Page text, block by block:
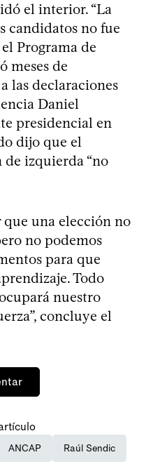
el interior. “La
candidatos no fue
Programa de
meses de
las declaraciones
Daniel
presidencial en
dijo que el
izquierda “no
una elección no
no podemos
para que
Todo
nuestro
concluye el
ANCAP Raúl Sendic